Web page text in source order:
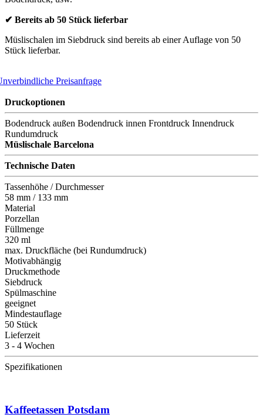
✔ Bereits ab 50 Stück lieferbar
Müslischalen im Siebdruck sind bereits ab einer Auflage von 50
Stück lieferbar.
Preisanfrage
Druckoptionen
Bodendruck außen Bodendruck innen Frontdruck Innendruck
Rundumdruck
Müslischale Barcelona
Technische Daten
Tassenhöhe / Durchmesser
58 mm / 133 mm
Material
Porzellan
Füllmenge
320 ml
max. Druckfläche (bei Rundumdruck)
Motivabhängig
Druckmethode
Siebdruck
Spülmaschine
geeignet
Mindestauflage
50 Stück
Lieferzeit
3 - 4 Wochen
Spezifikationen
Kaffeetassen Potsdam